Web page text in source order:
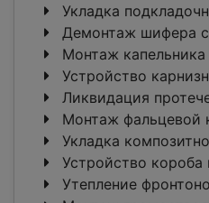
Укладка
Демонтаж шифера
Монтаж капельника
Устройство
Ликвидация
Монтаж фальцевой
Укладка
Устройство
Утепление